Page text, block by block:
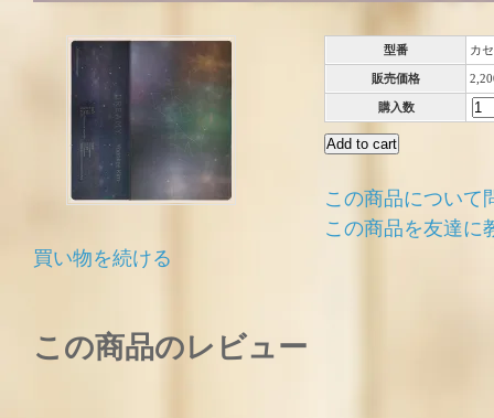
型番 カ
販売価格
購入数
この商品について
この商品を友達に
買い物を続ける
この商品のレビュー